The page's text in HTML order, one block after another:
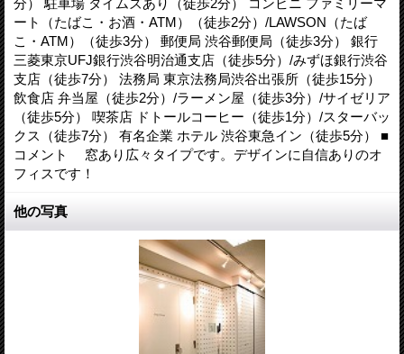
ート（たばこ・お酒・ATM）（徒歩2分）/LAWSON（たば
こ・ATM）（徒歩3分） 郵便局 渋谷郵便局（徒歩3分） 銀行
三菱東京UFJ銀行渋谷明治通支店（徒歩5分）/みずほ銀行渋谷
支店（徒歩7分） 法務局 東京法務局渋谷出張所（徒歩15分）
飲食店 弁当屋（徒歩2分）/ラーメン屋（徒歩3分）/サイゼリア
（徒歩5分） 喫茶店 ドトールコーヒー（徒歩1分）/スターバッ
クス（徒歩7分） 有名企業 ホテル 渋谷東急イン（徒歩5分） ■
コメント 窓あり広々タイプです。デザインに自信ありのオ
フィスです！
他の写真